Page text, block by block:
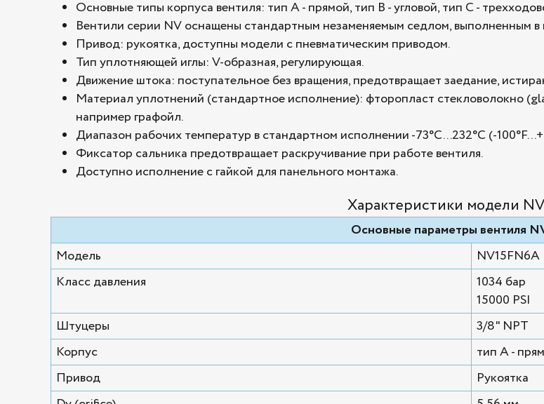
Основные типы корпуса вентиля: тип А - прямой, тип B - угловой, тип С -
Вентили серии NV оснащены стандартным незаменяемым седлом, выполненным в
Привод: рукоятка, доступны модели с пневматическим приводом.
Тип уплотняющей иглы: V-образная, регулирующая.
Движение штока: поступательное без вращения, предотвращает заедание,
Материал уплотнений (стандартное исполнение): фторопласт стекловолокно
например графойл.
Диапазон рабочих температур в стандартном исполнении -73°C...232°C (-
Фиксатор сальника предотвращает раскручивание при работе вентиля.
Доступно исполнение с гайкой для панельного монтажа.
Характеристики модели
Основные параметры вентиля
Модель
NV15FN6A
Класс давления
1034 бар
15000 PSI
Штуцеры
3/8" NPT
Корпус
тип А -
Привод
Рукоятка